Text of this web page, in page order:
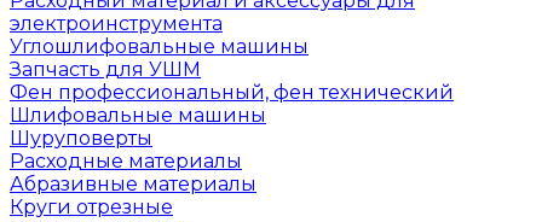
электроинструмента
Углошлифовальные машины
Запчасть для УШМ
Фен профессиональный, фен технический
Шлифовальные машины
Шуруповерты
Расходные материалы
Абразивные материалы
Круги отрезные